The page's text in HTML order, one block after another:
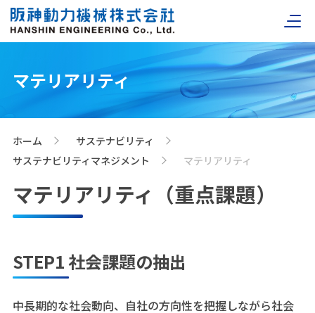
マテリアリティ
ホーム サステナビリティ
サステナビリティマネジメント
マテリアリティ
マテリアリティ（重点課題）
STEP1 社会課題の抽出
中長期的な社会動向、自社の方向性を把握しながら社会